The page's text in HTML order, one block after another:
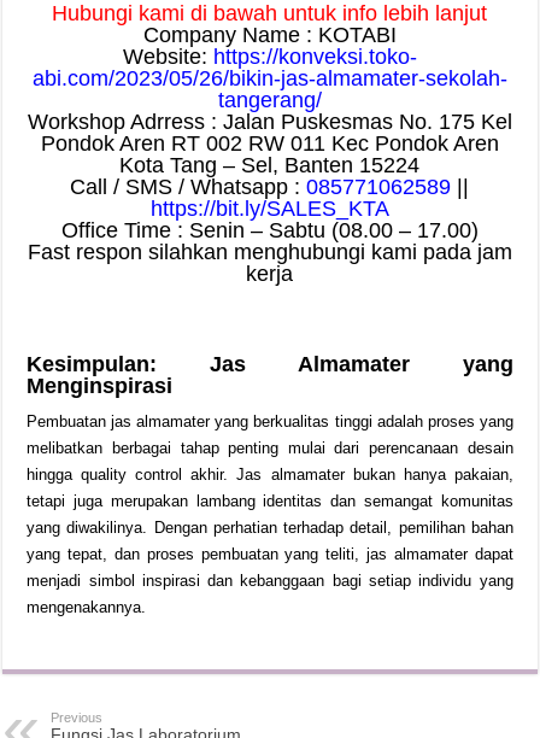
Hubungi kami di bawah untuk info lebih lanjut
Company Name : KOTABI
Website: https://konveksi.toko-
abi.com/2023/05/26/bikin-jas-almamater-sekolah-
tangerang/
Workshop Adrress : Jalan Puskesmas No. 175 Kel
Pondok Aren RT 002 RW 011 Kec Pondok Aren
Kota Tang – Sel, Banten 15224
Call / SMS / Whatsapp :085771062589
https://bit.ly/SALES_KTA
Office Time : Senin – Sabtu (08.00 – 17.00)
Fast respon silahkan menghubungi kami pada jam
kerja
Kesimpulan: Jas Almamater yang
Menginspirasi
Pembuatan jas almamater yang berkualitas tinggi adalah proses yang
melibatkan berbagai tahap penting mulai dari perencanaan desain
hingga quality control akhir. Jas almamater bukan hanya pakaian,
tetapi juga merupakan lambang identitas dan semangat komunitas
yang diwakilinya. Dengan perhatian terhadap detail, pemilihan bahan
yang tepat, dan proses pembuatan yang teliti, jas almamater dapat
menjadi simbol inspirasi dan kebanggaan bagi setiap individu yang
mengenakannya.
Previous